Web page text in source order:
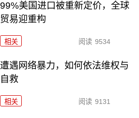
99%美国进口被重新定价，全球
贸易迎重构
相关 阅读 9534
遭遇网络暴力，如何依法维权与
自救
相关 阅读 9131